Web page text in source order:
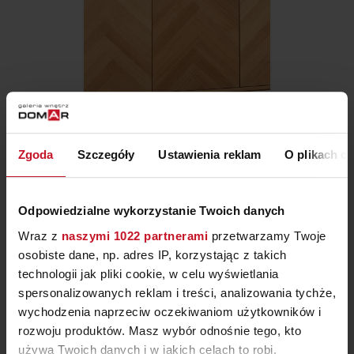
Zgoda Szczegóły Ustawienia reklam O plikach
Odpowiedzialne wykorzystanie Twoich danych
Wraz z naszymi 1022 partnerami przetwarzamy Twoje
osobiste dane, np. adres IP, korzystając z takich
technologii jak pliki cookie, w celu wyświetlania
spersonalizowanych reklam i treści, analizowania tychże,
wychodzenia naprzeciw oczekiwaniom użytkowników i
rozwoju produktów. Masz wybór odnośnie tego, kto
używa Twoich danych i w jakich celach to robi.
KREDENS HARESKOV
ZAPYTAJ O CENĘ W SALONIE